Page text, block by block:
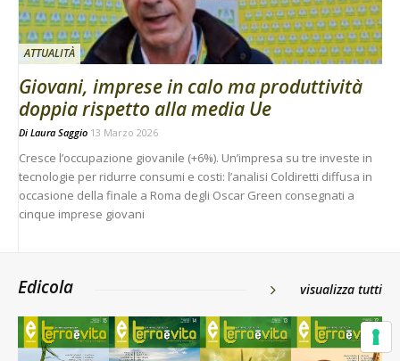
ATTUALITÀ
Giovani, imprese in calo ma produttività
doppia rispetto alla media Ue
Di Laura Saggio 13 Marzo 2026
Cresce l’occupazione giovanile (+6%). Un’impresa su tre investe in
tecnologie per ridurre consumi e costi: l’analisi Coldiretti diffusa in
occasione della finale a Roma degli Oscar Green consegnati a
cinque imprese giovani
Edicola visualizza tutti